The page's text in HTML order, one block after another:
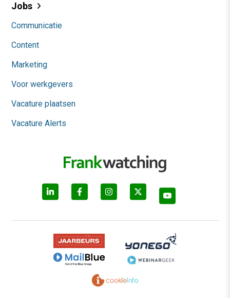
Jobs
Communicatie
Content
Marketing
Voor werkgevers
Vacature plaatsen
Vacature Alerts